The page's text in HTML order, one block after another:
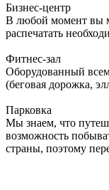
Бизнес-центр
В любой момент вы
распечатать
Фитнес-зал
Оборудованный
(беговая дорожка,
Парковка
Мы знаем, что
возможность
страны, поэтому